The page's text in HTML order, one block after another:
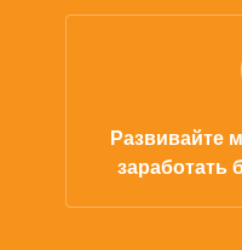
Развивайте
заработать